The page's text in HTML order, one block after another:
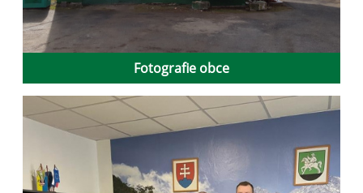
Fotografie obce